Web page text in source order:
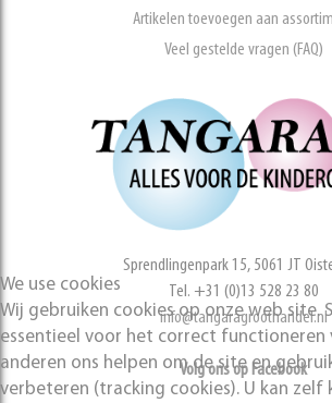
Artikelen toevoegen aan
Veel gestelde vragen (FAQ)
Sprendlingenpark 15, 5061 JT
Tel. +31 (0)13 528 23 80
info@tangaragroothandel.nl
Volg ons op Facebook
We use cookies
Wij gebruiken cookies op onze web site.
essentieel voor het correct functioneren
anderen ons helpen om de site en
verbeteren (tracking cookies). U kan zelf